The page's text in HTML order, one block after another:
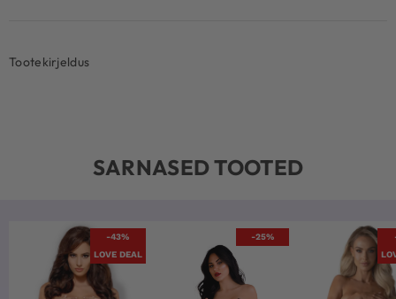
Tootekirjeldus
SARNASED TOOTED
-43%
LOVE DEAL
-25%